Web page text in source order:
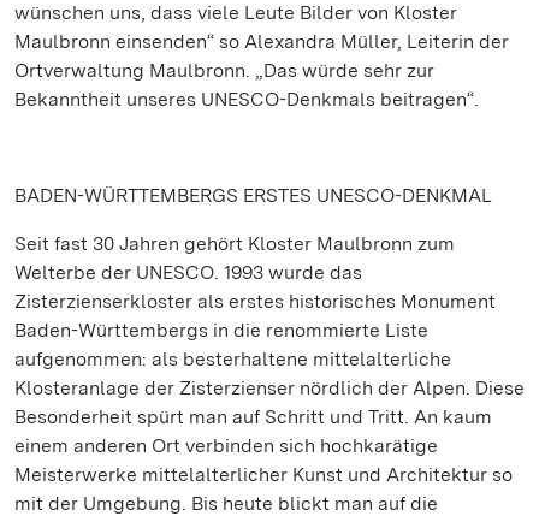
wünschen uns, dass viele Leute Bilder von Kloster
Maulbronn einsenden“ so Alexandra Müller, Leiterin der
Ortverwaltung Maulbronn. „Das würde sehr zur
Bekanntheit unseres UNESCO-Denkmals beitragen“.
BADEN-WÜRTTEMBERGS ERSTES UNESCO-DENKMAL
Seit fast 30 Jahren gehört Kloster Maulbronn zum
Welterbe der UNESCO. 1993 wurde das
Zisterzienserkloster als erstes historisches Monument
Baden-Württembergs in die renommierte Liste
aufgenommen: als besterhaltene mittelalterliche
Klosteranlage der Zisterzienser nördlich der Alpen. Diese
Besonderheit spürt man auf Schritt und Tritt. An kaum
einem anderen Ort verbinden sich hochkarätige
Meisterwerke mittelalterlicher Kunst und Architektur so
mit der Umgebung. Bis heute blickt man auf die